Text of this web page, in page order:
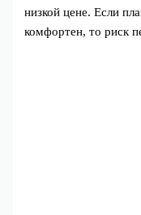
низкой цене. Если
комфортен, то риск